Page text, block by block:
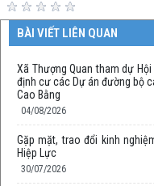
BÀI VIẾT LIÊN QUAN
Xã Thượng Quan tham dự
định cư các Dự án đường bộ
Cao Bằng
04/08/2026
Gặp mặt, trao đổi kinh
Hiệp Lực
30/07/2026